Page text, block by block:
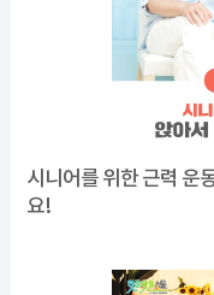
시니어를 위한 근력 운
요!